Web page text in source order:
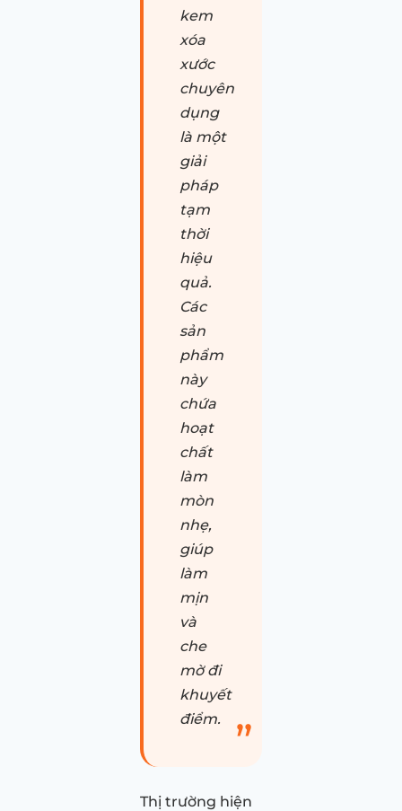
kem
xóa
xước
chuyên
dụng
là một
giải
pháp
tạm
thời
hiệu
quả.
Các
sản
phẩm
này
chứa
hoạt
chất
làm
mòn
nhẹ,
giúp
làm
mịn
và
che
mờ đi
khuyết
điểm.
Thị trường hiện